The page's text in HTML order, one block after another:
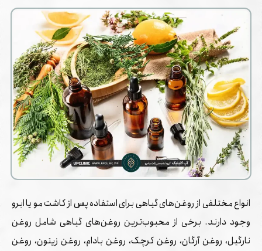
انواع مختلفی از روغن‌های گیاهی برای استفاده پس از کاشت مو یا ابرو
وجود دارند. برخی از محبوب‌ترین روغن‌های گیاهی شامل روغن
نارگیل، روغن آرگان، روغن کرچک، روغن بادام، روغن زیتون، روغن